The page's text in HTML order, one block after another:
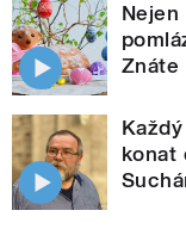
Znáte
konat